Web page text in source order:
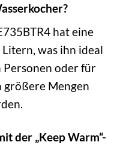
hat eine
was ihn ideal
oder für
größere Mengen
der „Keep Warm“-